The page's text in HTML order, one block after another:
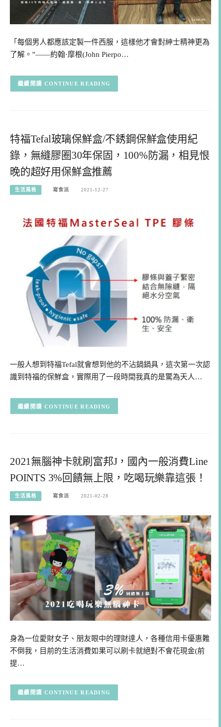
「每個男人都應該定製一件西服，這樣他才會對紳士精神更為
了解。”——約翰·摩根(John Pierpo…
CONTINUE READING
特福Tefal玻璃保鮮盒/不銹鋼保鮮盒使用紀
錄，無縫膠圈30年保固，100%防漏，相見恨
晚的超好用保鮮盒推薦
生活風格 寫食派 2021-12-27
一般人想到特福Tefal就會想到他的不沾鍋鍋具，這次第一次認
識到特福的保鮮盒，實際用了一段時間我真的是驚為天人…
CONTINUE READING
2021無腦神卡就刷富邦J，國內一般消費Line
POINTS 3%回饋無上限，吃喝玩樂靠這張！
生活風格 寫食派 2021-02-28
身為一位愛財女子、朋友眼中的理財達人，各種信用卡優惠難
不倒我，目前的生活消費如果可以刷卡就絕對不會花現金(前
提…
CONTINUE READING